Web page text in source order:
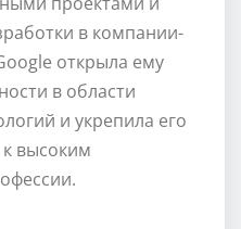
в компании-
открыла ему
в области
и укрепила его
высоким